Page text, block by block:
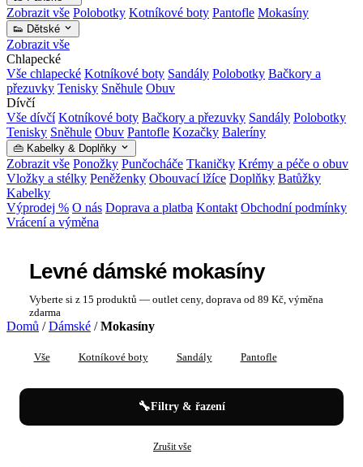
Zobrazit vše Polobotky Kotníkové boty Pantofle Mokasíny
👟 Dětské
Zobrazit vše
Chlapecké
Vše chlapecké Kotníkové boty Sandály Polobotky Bačkory a
přezuvky Tenisky Sněhule Obuv
Dívčí
Vše dívčí Kotníkové boty Bačkory a přezuvky Sandály Polobotky
Tenisky Sněhule Obuv Pantofle Kozačky Baleríny
👜 Kabelky & Doplňky
Zobrazit vše Ponožky Punčocháče Tkaničky Krémy a péče o obuv
Vložky a stélky Peněženky Obouvací lžíce Doplňky Batůžky
Kabelky
Výprodej % O nás Doprava a platba Kontakt Obchodní podmínky
Vrácení a výměna
Levné dámské mokasíny
Vyberte si z 15 produktů — outlet ceny, doprava od 89 Kč, výměna
zdarma
Domů / Dámské / Mokasíny
Vše Kotníkové boty Sandály Pantofle
🔧Filtry & řazení
Zrušit vše